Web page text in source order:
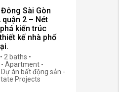
Sài Gòn
quận 2 – Nét
kiến trúc
kế nhà phố
2 baths •
- Apartment -
án bất động sản -
Projects